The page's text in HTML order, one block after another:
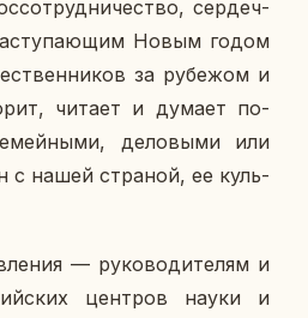
сер­деч­
Новым годом
за ру­бе­жом и
читает и думает по-
де­ло­вы­ми или
с нашей стра­ной, ее куль­
— ру­ко­во­ди­те­лям и
цен­тров науки и